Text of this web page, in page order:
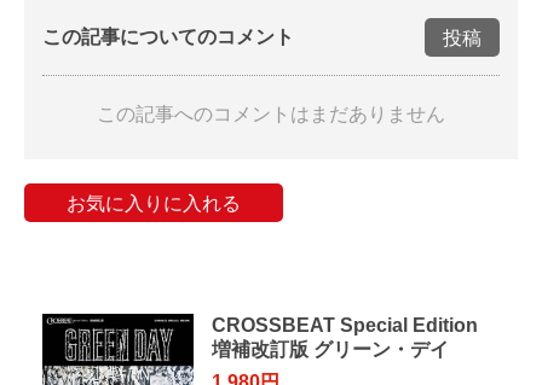
この記事についてのコメント 投稿
この記事へのコメントはまだありません
お気に入りに入れる
CROSSBEAT Special Edition
増補改訂版 グリーン・デイ